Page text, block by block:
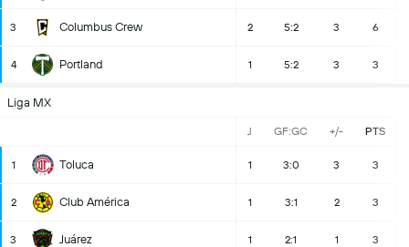
3 Columbus Crew 2 5:2 3 6
4 Portland 1 5:2 3 3
Liga MX
J GF:GC +/- PTS
1 Toluca 1 3:0 3 3
2 Club América 1 3:1 2 3
3 Juárez 1 2:1 1 3